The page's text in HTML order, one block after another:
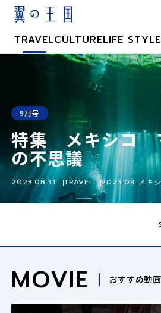
ッ
TRAVELCULTURELIFE STYLE
特集 メキシコ
の不思議
9月号
2023.08.31 TRAVEL 2023.09 メキ
おすすめ動画
MOVIE